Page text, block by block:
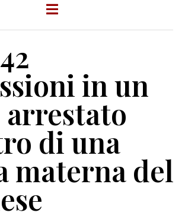
in un
arrestato
di una
materna del